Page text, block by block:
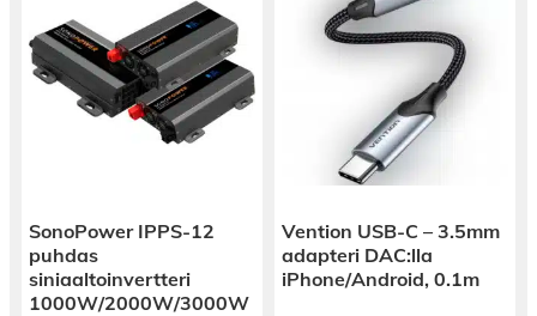
SonoPower IPPS-12
puhdas
siniaaltoinvertteri
1000W/2000W/3000W
Vention USB-C – 3.5mm
adapteri DAC:lla
iPhone/Android, 0.1m